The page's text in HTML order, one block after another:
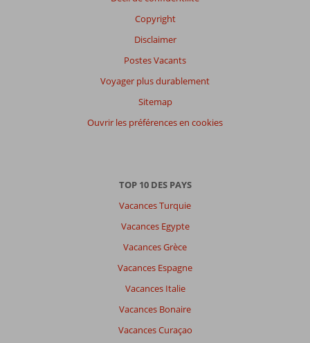
Copyright
Disclaimer
Postes Vacants
Voyager plus durablement
Sitemap
Ouvrir les préférences en cookies
TOP 10 DES PAYS
Vacances Turquie
Vacances Egypte
Vacances Grèce
Vacances Espagne
Vacances Italie
Vacances Bonaire
Vacances Curaçao